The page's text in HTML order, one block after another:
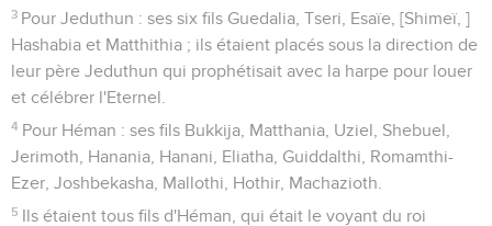
3 Pour Jeduthun : ses six fils Guedalia, Tseri, Esaïe, [Shimeï, ]
Hashabia et Matthithia ; ils étaient placés sous la direction de
leur père Jeduthun qui prophétisait avec la harpe pour louer
et célébrer l'Eternel.
4 Pour Héman : ses fils Bukkija, Matthania, Uziel, Shebuel,
Jerimoth, Hanania, Hanani, Eliatha, Guiddalthi, Romamthi-
Ezer, Joshbekasha, Mallothi, Hothir, Machazioth.
5 Ils étaient tous fils d'Héman, qui était le voyant du roi